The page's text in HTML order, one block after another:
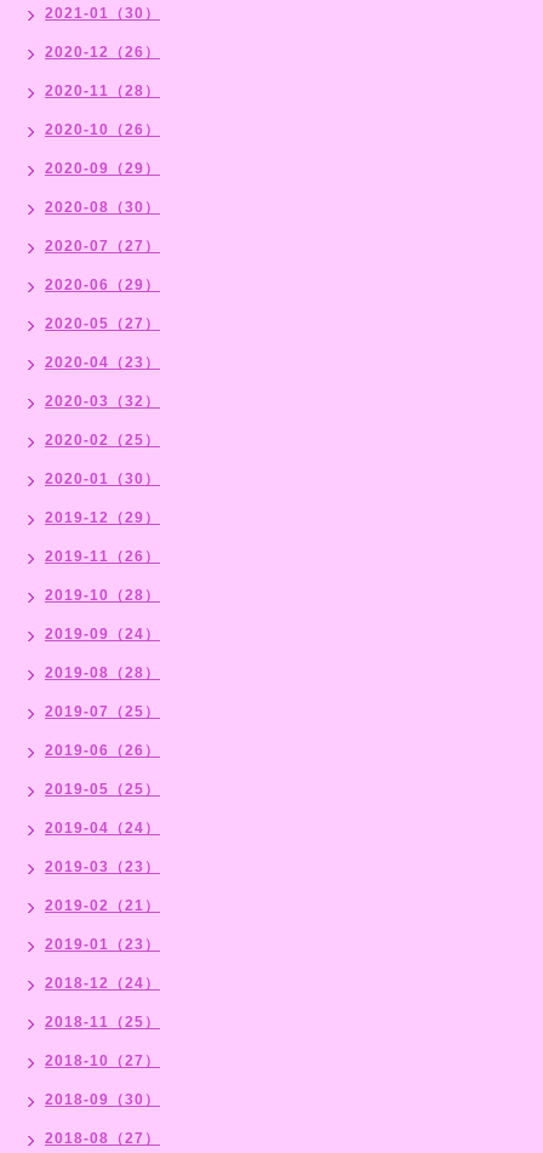
2021-01（30）
2020-12（26）
2020-11（28）
2020-10（26）
2020-09（29）
2020-08（30）
2020-07（27）
2020-06（29）
2020-05（27）
2020-04（23）
2020-03（32）
2020-02（25）
2020-01（30）
2019-12（29）
2019-11（26）
2019-10（28）
2019-09（24）
2019-08（28）
2019-07（25）
2019-06（26）
2019-05（25）
2019-04（24）
2019-03（23）
2019-02（21）
2019-01（23）
2018-12（24）
2018-11（25）
2018-10（27）
2018-09（30）
2018-08（27）